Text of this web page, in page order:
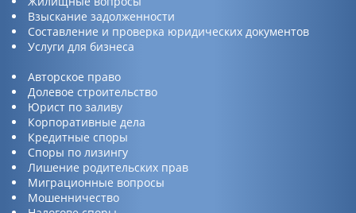
Взыскание задолженности
Составление и проверка юридических документов
Услуги для бизнеса
Авторское право
Долевое строительство
Юрист по заливу
Корпоративные дела
Кредитные споры
Споры по лизингу
Лишение родительских прав
Миграционные вопросы
Мошенничество